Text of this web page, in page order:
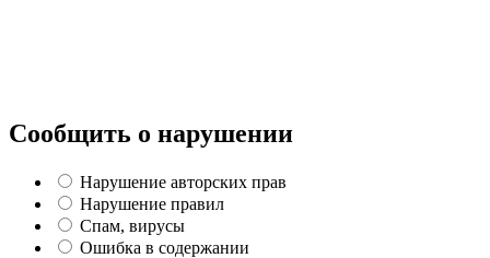
Сообщить о нарушении
Нарушение авторских прав
Нарушение правил
Спам, вирусы
Ошибка в содержании